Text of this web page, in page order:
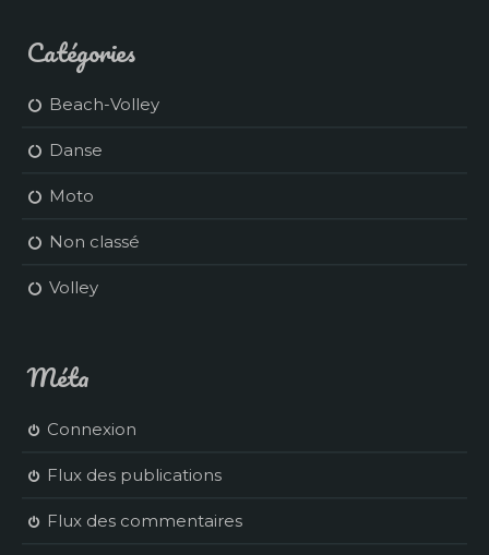
Catégories
Beach-Volley
Danse
Moto
Non classé
Volley
Méta
Connexion
Flux des publications
Flux des commentaires